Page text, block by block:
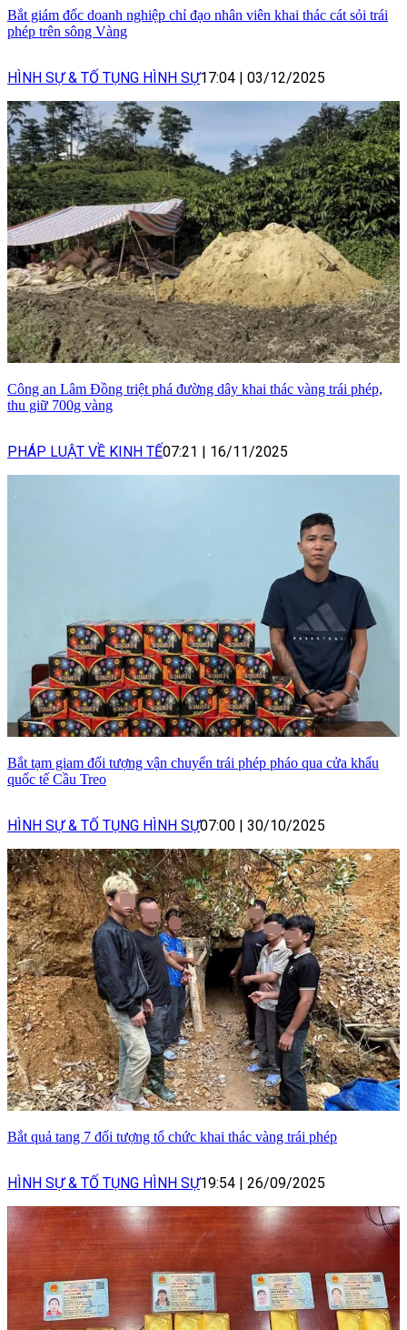
Bắt giám đốc doanh nghiệp chỉ đạo nhân viên khai thác cát sỏi trái
phép trên sông Vàng
HÌNH SỰ & TỐ TỤNG HÌNH SỰ17:04 | 03/12/2025
Công an Lâm Đồng triệt phá đường dây khai thác vàng trái phép,
thu giữ 700g vàng
PHÁP LUẬT VỀ KINH TẾ07:21 | 16/11/2025
Bắt tạm giam đối tượng vận chuyển trái phép pháo qua cửa khẩu
quốc tế Cầu Treo
HÌNH SỰ & TỐ TỤNG HÌNH SỰ07:00 | 30/10/2025
Bắt quả tang 7 đối tượng tổ chức khai thác vàng trái phép
HÌNH SỰ & TỐ TỤNG HÌNH SỰ19:54 | 26/09/2025